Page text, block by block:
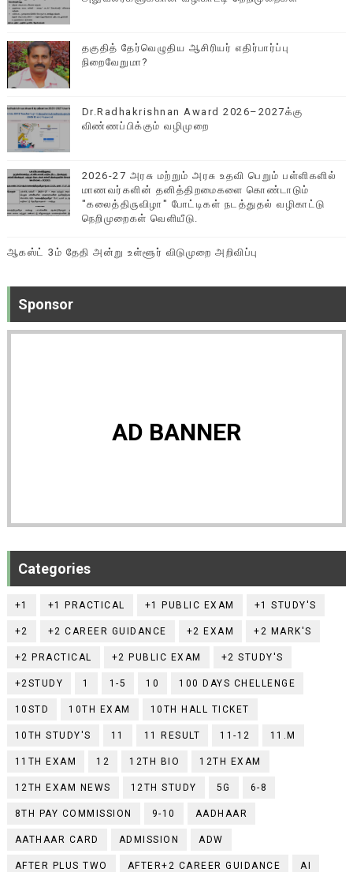
தகுதித் தேர்வெழுதிய ஆசிரியர் எதிர்பார்ப்பு
நிறைவேறுமா?
Dr.Radhakrishnan Award 2026–2027க்கு
விண்ணப்பிக்கும் வழிமுறை
2026-27 அரசு மற்றும் அரசு உதவி பெறும் பள்ளிகளில்
மாணவர்களின் தனித்திறமைகளை கொண்டாடும்
"கலைத்திருவிழா" போட்டிகள் நடத்துதல் வழிகாட்டு
நெறிமுறைகள் வெளியீடு.
ஆகஸ்ட் 3ம் தேதி அன்று உள்ளூர் விடுமுறை அறிவிப்பு
Sponsor
AD BANNER
Categories
+1 +1 PRACTICAL +1 PUBLIC EXAM +1 STUDY'S
+2 +2 CAREER GUIDANCE +2 EXAM +2 MARK'S
+2 PRACTICAL +2 PUBLIC EXAM +2 STUDY'S
+2STUDY 1 1-5 10 100 DAYS CHELLENGE
10STD 10TH EXAM 10TH HALL TICKET
10TH STUDY'S 11 11 RESULT 11-12 11.M
11TH EXAM 12 12TH BIO 12TH EXAM
12TH EXAM NEWS 12TH STUDY 5G 6-8
8TH PAY COMMISSION 9-10 AADHAAR
AATHAAR CARD ADMISSION ADW
AFTER PLUS TWO AFTER+2 CAREER GUIDANCE AI